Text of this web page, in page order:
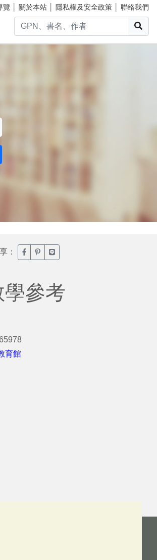
覽 關於本站 隱私權及安全政策 聯絡我們
： 臉書分享(另開新視窗)
噗浪分享(另開新視窗)
Line分享(另開新視窗)
參考
育館